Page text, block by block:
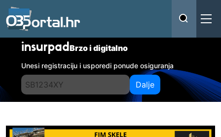
insurpadBrzo i digitalno
Unesi registraciju i usporedi ponude osiguranja
Dalje